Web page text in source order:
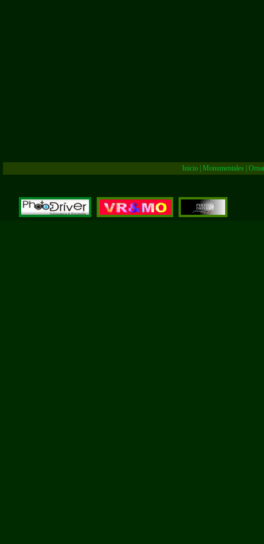
Inicio |Monumentales |